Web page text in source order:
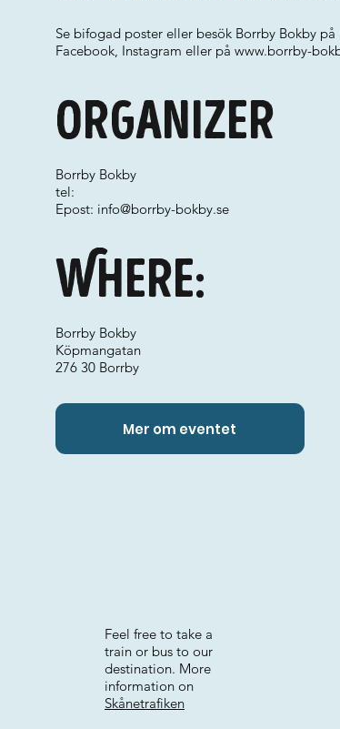
Where:
Organizer
Borrby Bokby
tel:
Epost: info@borrby-bokby.se
Borrby Bokby
Köpmangatan
276 30 Borrby
Se bifogad poster eller besök Borrby Bokby på
Facebook, Instagram eller på www.borrby-
Mer om eventet
Feel free to take a
train or bus to our
destination. More
information on
Skånetrafiken